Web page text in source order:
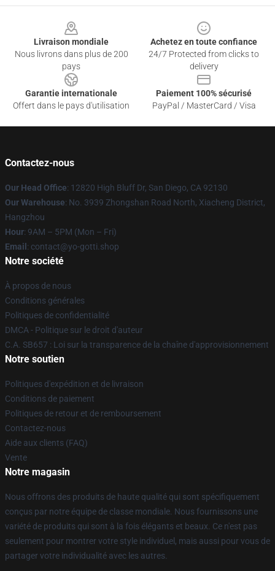
Livraison mondiale
Nous livrons dans plus de 200
pays
Achetez en toute confiance
24/7 Protected from clicks to
delivery
Garantie internationale
Offert dans le pays d'utilisation
Paiement 100% sécurisé
PayPal / MasterCard / Visa
Contactez-nous
Our Head Office: 12820 High Bluff Dr, San Diego, CA 92130
Our Warehouse: No. 3939 Zhongshan Road North, Xiacheng District,
Hangzhou
Hour: 9AM – 5PM (Mon – Fri)
Email : contact@yo-gotti.shop
Notre société
À propos de nous
Conditions générales
Politiques de confidentialité
DMCA - Politique sur le droit d'auteur
C.A. SB657 : Loi sur la transparence de la chaîne d'approvisionnement
Notre soutien
Politiques d'expédition et de livraison
Conditions de paiement
Politiques de retour et de remboursement
Contactez-nous
Aide aux clients (FAQ)
Vente
Notre magasin
Nous offrons des produits de haute qualité qui sont spécifiquement
conçus par notre équipe de classe mondiale. Nous fournissons une
variété de produits qui sont à la fois élégants et beaux. Ce n'est pas
seulement pour montrer votre style individuel, mais aussi pour vous de
partager votre individualité avec les autres.